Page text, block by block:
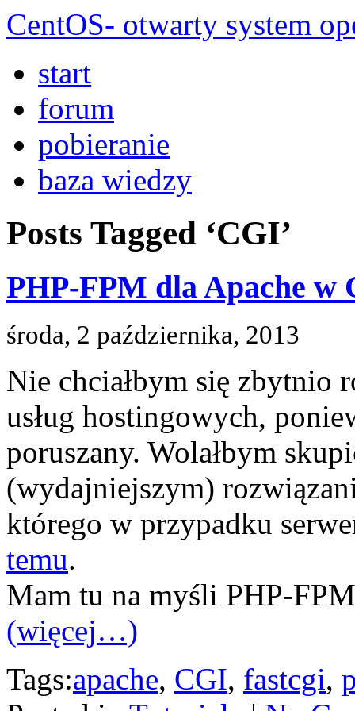
CentOS- otwarty system
start
forum
pobieranie
baza wiedzy
Posts Tagged ‘CGI’
PHP-FPM dla Apache w
środa, 2 października, 2013
Nie chciałbym się zbytnio
usług hostingowych,
poruszany. Wolałbym
(wydajniejszym)
którego w przypadku
temu.
Mam tu na myśli PHP-
(więcej…)
Tags:apache, CGI, fastcgi,